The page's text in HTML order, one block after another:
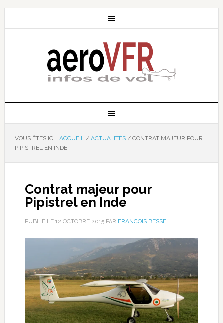
VOUS ÊTES ICI : ACCUEIL / ACTUALITÉS /CONTRAT MAJEUR POUR
PIPISTREL EN INDE
Contrat majeur pour
Pipistrel en Inde
PUBLIÉ LE 12 OCTOBRE 2015PAR FRANÇOIS BESSE